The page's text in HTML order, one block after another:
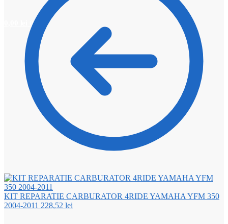
0
KIT REPARATIE CARBURATOR 4RIDE YAMAHA YFM 350
2004-2011 228,52 lei